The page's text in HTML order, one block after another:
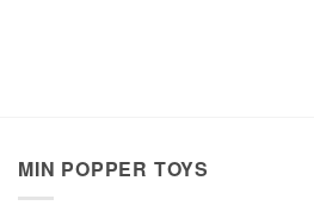
MIN POPPER TOYS